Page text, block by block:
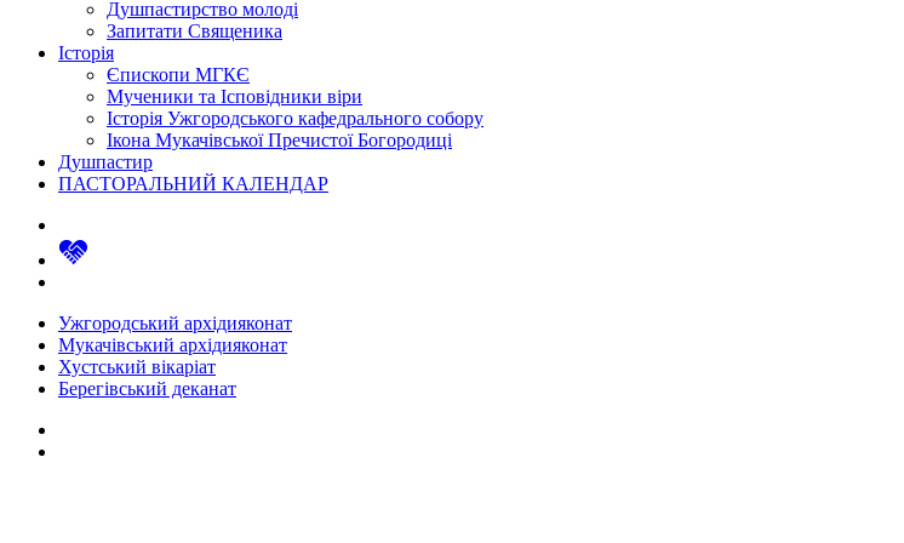
Душпастирство молоді
Запитати Священика
Історія
Єпископи МГКЄ
Мученики та Ісповідники віри
Історія Ужгородського кафедрального собору
Ікона Мукачівської Пречистої Богородиці
Душпастир
ПАСТОРАЛЬНИЙ КАЛЕНДАР
Ужгородський архідияконат
Мукачівський архідияконат
Хустський вікаріат
Берегівський деканат